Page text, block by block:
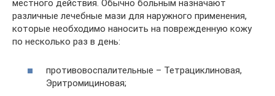
местного действия. Обычно больным назначают
различные лечебные мази для наружного применения,
которые необходимо наносить на поврежденную кожу
по несколько раз в день:
противовоспалительные – Тетрациклиновая,
Эритромициновая;